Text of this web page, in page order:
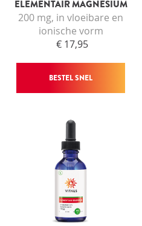
ELEMENTAIR MAGNESIUM
200 mg, in vloeibare en
ionische vorm
€ 17,95
BESTEL SNEL